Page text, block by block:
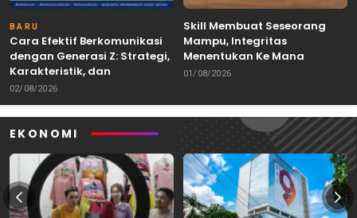
BARU
Cara Efektif Berkomunikasi
dengan Generasi Z: Strategi,
Karakteristik, dan
Tantangannya
02/08/2026
Skill Membuat Seseorang
Mampu, Integritas
Menentukan Ke Mana
Kemampuan Itu Dibawa
01/08/2026
EKONOMI